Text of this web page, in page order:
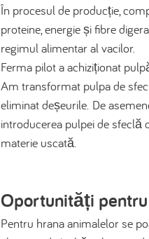
În procesul de producție,
proteine, energie și fibre
regimul alimentar al vacilor.
Ferma pilot a achiziționat
Am transformat pulpa de
eliminat deșeurile. De
introducerea pulpei de sfeclă
materie uscată.
Oportunități
Pentru hrana animalelor se